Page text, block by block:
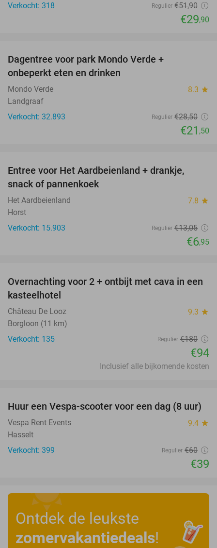
Verkocht: 318 Regulier €51,90
€29,90
Dagentree voor park Mondo Verde +
onbeperkt eten en drinken
Mondo Verde 8.3 star
Landgraaf
Verkocht: 32.893
Regulier €28,50
€21 ,50
Entree voor Het Aardbeienland + drankje,
snack of pannenkoek
Het Aardbeienland 7.8 star
Horst
Verkocht: 15.903
Regulier €13,05
€6,95
48%
Overnachting voor 2 + ontbijt met cava in een
kasteelhotel
Château De Looz 9.3 star
Borgloon (11 km)
Verkocht: 135
Regulier €180
€94
Inclusief alle bijkomende kosten
35%
Huur een Vespa-scooter voor een dag (8 uur)
Vespa Rent Events 9.4 star
Hasselt
Verkocht: 399
Regulier €60
€39
Ontdek de leukste
zomervakantiedeals!